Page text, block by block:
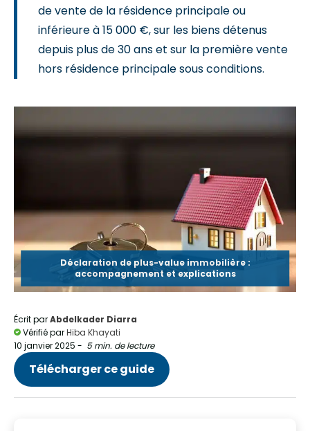
de vente de la résidence principale ou
inférieure à 15 000 €, sur les biens détenus
depuis plus de 30 ans et sur la première vente
hors résidence principale sous conditions.
Déclaration de plus-value immobilière :
accompagnement et explications
Écrit parAbdelkader Diarra
Vérifié parHiba Khayati
10 janvier 2025 - 5 min. de lecture
Télécharger ce guide